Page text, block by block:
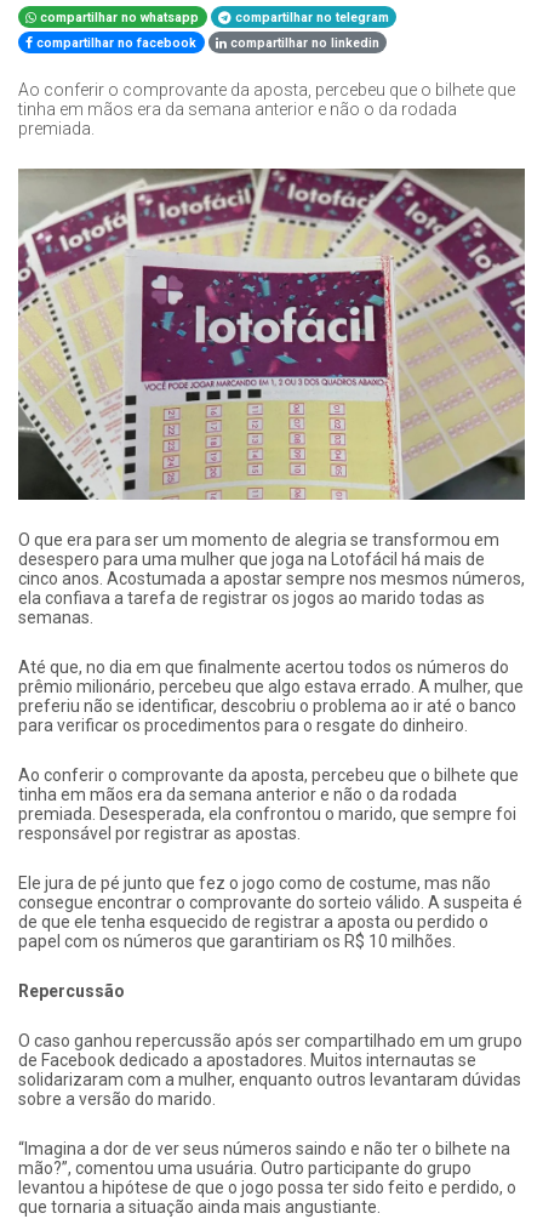
compartilhar no whatsapp
compartilhar no telegram
compartilhar no facebook
compartilhar no linkedin
Ao conferir o comprovante da aposta, percebeu que o bilhete que
tinha em mãos era da semana anterior e não o da rodada
premiada.
O que era para ser um momento de alegria se transformou em
desespero para uma mulher que joga na Lotofácil há mais de
cinco anos. Acostumada a apostar sempre nos mesmos números,
ela confiava a tarefa de registrar os jogos ao marido todas as
semanas.
Até que, no dia em que finalmente acertou todos os números do
prêmio milionário, percebeu que algo estava errado. A mulher, que
preferiu não se identificar, descobriu o problema ao ir até o banco
para verificar os procedimentos para o resgate do dinheiro.
Ao conferir o comprovante da aposta, percebeu que o bilhete que
tinha em mãos era da semana anterior e não o da rodada
premiada. Desesperada, ela confrontou o marido, que sempre foi
responsável por registrar as apostas.
Ele jura de pé junto que fez o jogo como de costume, mas não
consegue encontrar o comprovante do sorteio válido. A suspeita é
de que ele tenha esquecido de registrar a aposta ou perdido o
papel com os números que garantiriam os R$ 10 milhões.
Repercussão
O caso ganhou repercussão após ser compartilhado em um grupo
de Facebook dedicado a apostadores. Muitos internautas se
solidarizaram com a mulher, enquanto outros levantaram dúvidas
sobre a versão do marido.
“Imagina a dor de ver seus números saindo e não ter o bilhete na
mão?”, comentou uma usuária. Outro participante do grupo
levantou a hipótese de que o jogo possa ter sido feito e perdido, o
que tornaria a situação ainda mais angustiante.